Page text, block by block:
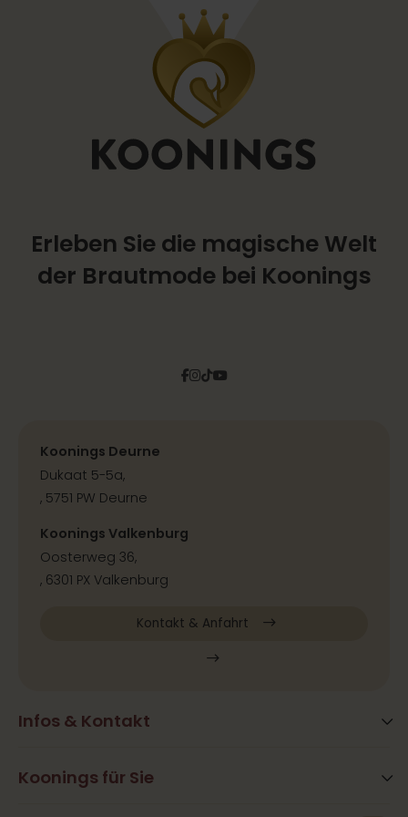
Erleben Sie die magische Welt
der Brautmode bei Koonings
Facebook
Instagram
TiktokPinterest
YouTube
Infos & Kontakt
Häufig gestellte Fragen
Koonings für Sie
Koonings Deurne
Dukaat 5-5a,
, 5751 PW Deurne
Koonings Valkenburg
Oosterweg 36,
, 6301 PX Valkenburg
Kontakt & Anfahrt